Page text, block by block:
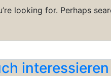
looking for. Perhaps
interessieren